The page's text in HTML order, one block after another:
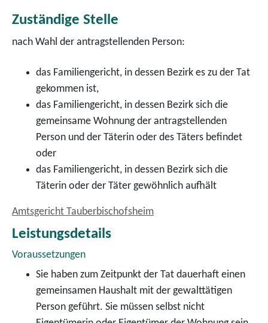
Zuständige Stelle
nach Wahl der antragstellenden Person:
das Familiengericht, in dessen Bezirk es zu der Tat
gekommen ist,
das Familiengericht, in dessen Bezirk sich die
gemeinsame Wohnung der antragstellenden
Person und der Täterin oder des Täters befindet
oder
das Familiengericht, in dessen Bezirk sich die
Täterin oder der Täter gewöhnlich aufhält
Amtsgericht Tauberbischofsheim
Leistungsdetails
Voraussetzungen
Sie haben zum Zeitpunkt der Tat dauerhaft einen
gemeinsamen Haushalt mit der gewalttätigen
Person geführt. Sie müssen selbst nicht